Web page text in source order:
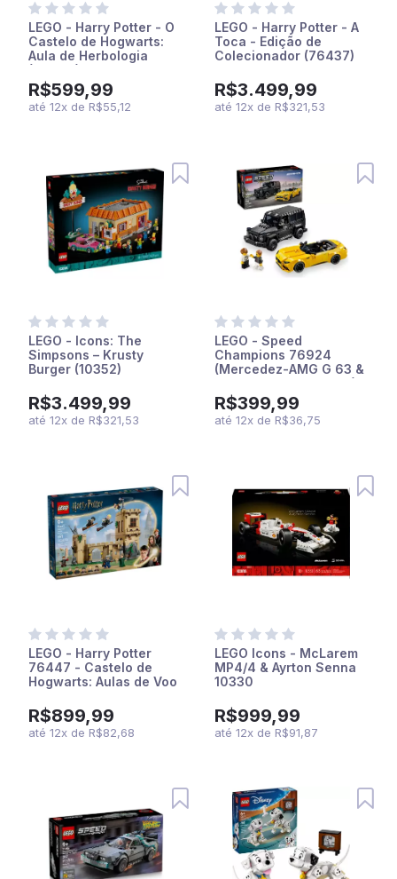
LEGO - Harry Potter - O
Castelo de Hogwarts:
Aula de Herbologia
(76445)
R$599,99
até12x de R$55,12
LEGO - Harry Potter - A
Toca - Edição de
Colecionador (76437)
R$3.499,99
até 12xde R$321,53
LEGO - Icons: The
Simpsons – Krusty
Burger (10352)
R$3.499,99
até12x de R$321,53
LEGO - Speed
Champions 76924
(Mercedez-AMG G 63 &
Mercedez-AMZ SL 63)
R$399,99
até 12xde R$36,75
LEGO - Harry Potter
76447 - Castelo de
Hogwarts: Aulas de Voo
R$899,99
até12x de R$82,68
LEGO Icons - McLarem
MP4/4 & Ayrton Senna
10330
R$999,99
até 12xde R$91,87